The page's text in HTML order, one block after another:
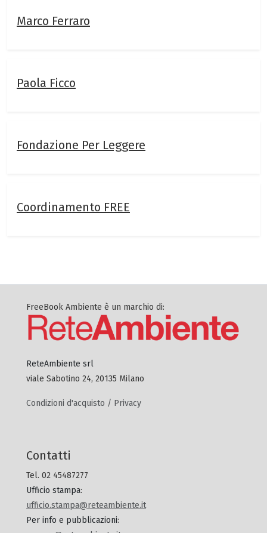
Marco Ferraro
Paola Ficco
Fondazione Per Leggere
Coordinamento FREE
FreeBook Ambiente è un marchio di:
ReteAmbiente srl
viale Sabotino 24, 20135 Milano
Condizioni d'acquisto / Privacy
Contatti
Tel. 02 45487277
Ufficio stampa:
ufficio.stampa@reteambiente.it
Per info e pubblicazioni: